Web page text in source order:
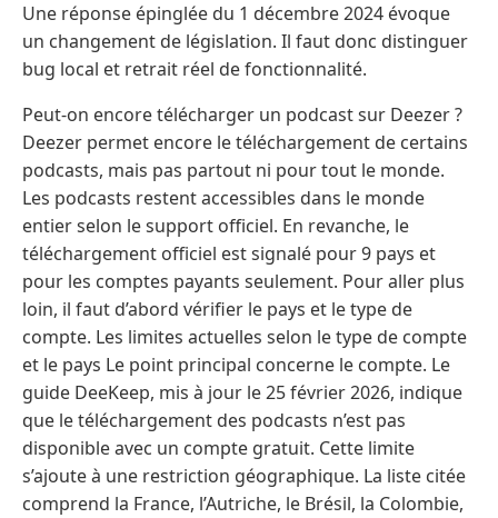
Une réponse épinglée du 1 décembre 2024 évoque
un changement de législation. Il faut donc distinguer
bug local et retrait réel de fonctionnalité.
Peut-on encore télécharger un podcast sur Deezer ?
Deezer permet encore le téléchargement de certains
podcasts, mais pas partout ni pour tout le monde.
Les podcasts restent accessibles dans le monde
entier selon le support officiel. En revanche, le
téléchargement officiel est signalé pour 9 pays et
pour les comptes payants seulement. Pour aller plus
loin, il faut d’abord vérifier le pays et le type de
compte. Les limites actuelles selon le type de compte
et le pays Le point principal concerne le compte. Le
guide DeeKeep, mis à jour le 25 février 2026, indique
que le téléchargement des podcasts n’est pas
disponible avec un compte gratuit. Cette limite
s’ajoute à une restriction géographique. La liste citée
comprend la France, l’Autriche, le Brésil, la Colombie,